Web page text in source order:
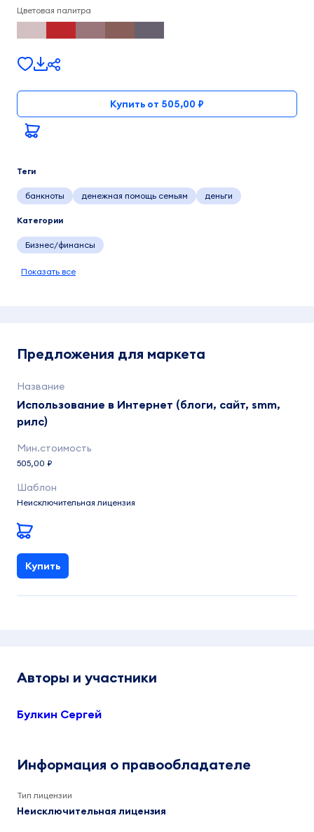
Цветовая палитра
Купить от 505,00 ₽
Теги
банкноты денежная помощь семьям деньги
Категории
Бизнес/финансы
Показать все
Предложения для маркета
Использование в Интернет (блоги, сайт, smm,
рилс)
505,00 ₽
Неисключительная лицензия
Купить
Авторы и участники
Булкин Сергей
Информация о правообладателе
Тип лицензии
Неисключительная лицензия